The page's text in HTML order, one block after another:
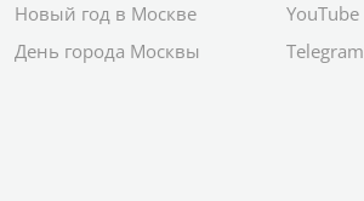
Новый год в Москве
День города Москвы
YouTube
Telegram